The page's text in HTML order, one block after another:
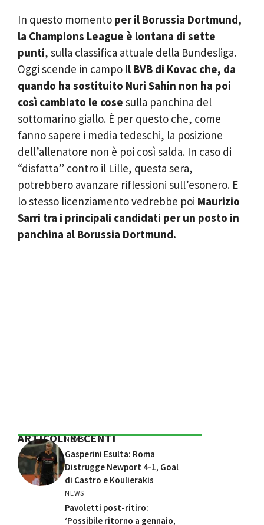
In questo momento per il Borussia Dortmund,
la Champions League è lontana di sette
punti, sulla classifica attuale della Bundesliga.
Oggi scende in campo il BVB di Kovac che, da
quando ha sostituito Nuri Sahin non ha poi
così cambiato le cose sulla panchina del
sottomarino giallo. È per questo che, come
fanno sapere i media tedeschi, la posizione
dell’allenatore non è poi così salda. In caso di
“disfatta” contro il Lille, questa sera,
potrebbero avanzare riflessioni sull’esonero. E
lo stesso licenziamento vedrebbe poi Maurizio
Sarri tra i principali candidati per un posto in
panchina al Borussia Dortmund.
ARTICOLI RECENTI
NEWS
Gasperini Esulta: Roma
Distrugge Newport 4-1, Goal
di Castro e Koulierakis
NEWS
Pavoletti post-ritiro:
‘Possibile ritorno a gennaio,